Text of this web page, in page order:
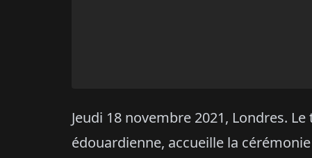
Jeudi 18 novembre 2021, Londres.
édouardienne, accueille la